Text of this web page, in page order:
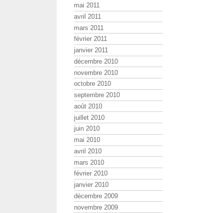
mai 2011
avril 2011
mars 2011
février 2011
janvier 2011
décembre 2010
novembre 2010
octobre 2010
septembre 2010
août 2010
juillet 2010
juin 2010
mai 2010
avril 2010
mars 2010
février 2010
janvier 2010
décembre 2009
novembre 2009